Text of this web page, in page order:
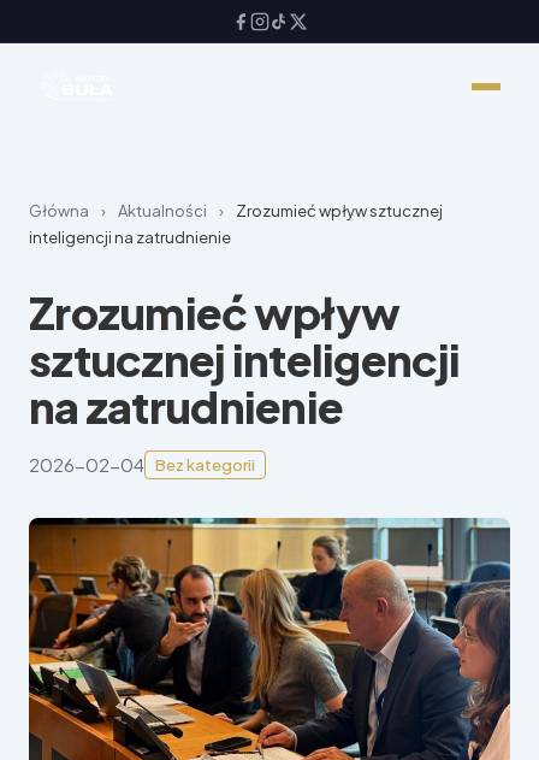
Główna › Aktualności ›
Zrozumieć wpływ sztucznej
inteligencji na zatrudnienie
Zrozumieć wpływ
sztucznej inteligencji
na zatrudnienie
2026-02-04 Bez kategorii